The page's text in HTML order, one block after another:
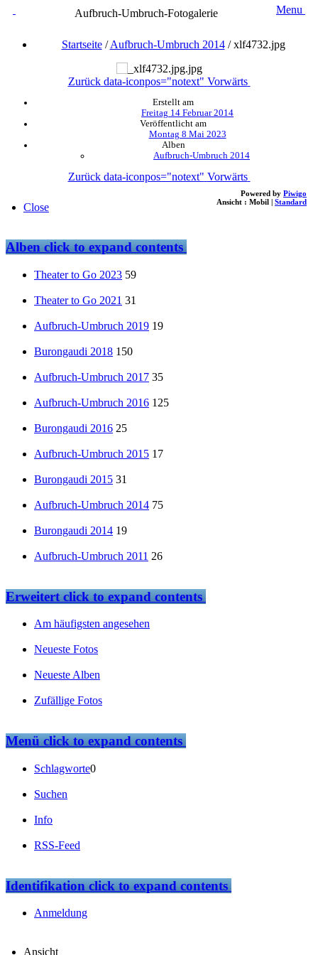
Aufbruch-Umbruch-Fotogalerie Menu
Startseite/Aufbruch-Umbruch 2014/xlf4732.jpg
Zurück data-iconpos="notext" Vorwärts
Erstellt am
Freitag 14 Februar 2014
Veröffentlicht am
Montag 8 Mai 2023
Alben
Aufbruch-Umbruch 2014
Zurück data-iconpos="notext" Vorwärts
Powered by Piwigo
Ansicht : Mobil | Standard
Close
Albenclick to expand contents
Theater to Go 2023 59
Theater to Go 2021 31
Aufbruch-Umbruch 2019 19
Burongaudi 2018 150
Aufbruch-Umbruch 2017 35
Aufbruch-Umbruch 2016 125
Burongaudi 2016 25
Aufbruch-Umbruch 2015 17
Burongaudi 2015 31
Aufbruch-Umbruch 2014 75
Burongaudi 2014 19
Aufbruch-Umbruch 2011 26
Erweitertclick to expand contents
Am häufigsten angesehen
Neueste Fotos
Neueste Alben
Zufällige Fotos
Menüclick to expand contents
Schlagworte0
Suchen
Info
RSS-Feed
Identifikationclick to expand contents
Anmeldung
Ansicht